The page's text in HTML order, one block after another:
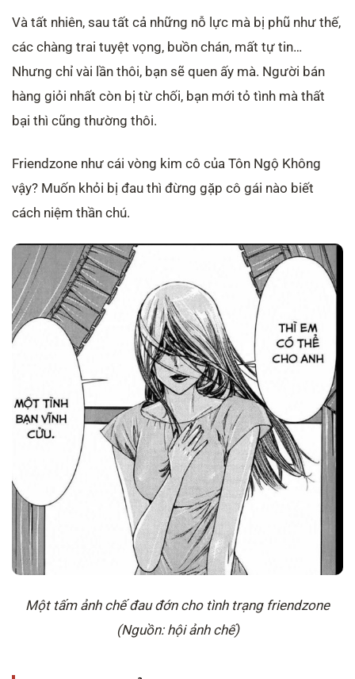
Và tất nhiên, sau tất cả những nỗ lực mà bị phũ như thế,
các chàng trai tuyệt vọng, buồn chán, mất tự tin…
Nhưng chỉ vài lần thôi, bạn sẽ quen ấy mà. Người bán
hàng giỏi nhất còn bị từ chối, bạn mới tỏ tình mà thất
bại thì cũng thường thôi.
Friendzone như cái vòng kim cô của Tôn Ngộ Không
vậy? Muốn khỏi bị đau thì đừng gặp cô gái nào biết
cách niệm thần chú.
Một tấm ảnh chế đau đớn cho tình trạng friendzone
(Nguồn: hội ảnh chế)